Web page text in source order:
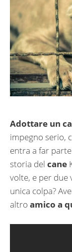
Adottare un
impegno serio,
entra a far
storia del cane
volte, e per
unica colpa?
altro amico a